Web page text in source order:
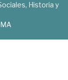
Historia y